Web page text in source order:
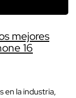
mejores
16
en la industria,